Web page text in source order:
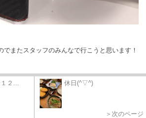
でまたスタッフのみんなで行こうと思います！
２... 休日(^▽^)
＞次のページ